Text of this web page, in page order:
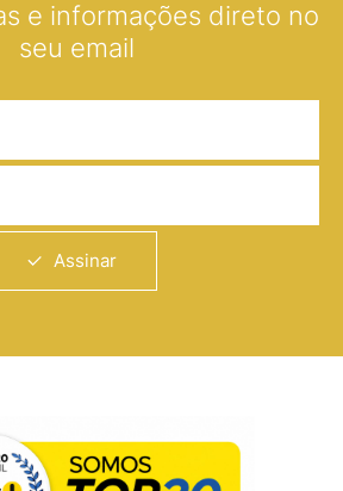
e informações direto no
seu email
Assinar